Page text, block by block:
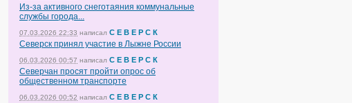
Из-за активного снеготаяния коммунальные
службы города...
07.03.2026 22:33 написал С Е В Е Р С К
Северск принял участие в Лыжне России
06.03.2026 00:57 написал С Е В Е Р С К
Северчан просят пройти опрос об
общественном транспорте
06.03.2026 00:52 написал С Е В Е Р С К